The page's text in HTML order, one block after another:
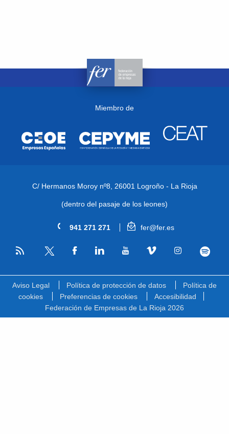
Miembro de
C/ Hermanos Moroy nº8, 26001 Logroño - La Rioja
(dentro del pasaje de los leones)
941 271 271 fer@fer.es
RSS
Aviso Legal Política de protección de datos
Política de
cookies
Preferencias de cookies
Accesibilidad
Federación de Empresas de La Rioja 2026